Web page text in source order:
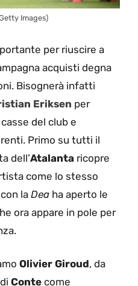
Images)
per riuscire a
acquisti degna
Bisognerà infatti
Eriksen per
del club e
Primo su tutti il
dell’Atalanta ricopre
come lo stesso
la Dea ha aperto le
ora appare in pole per
Olivier Giroud, da
Conte come